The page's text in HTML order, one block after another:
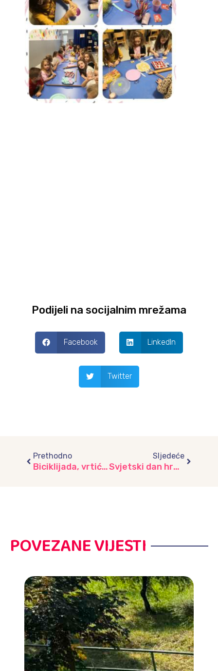
Podijeli na socijalnim mrežama
Facebook LinkedIn
Twitter
Prethodno
Biciklijada, vrtić “Zvončić”
Sljedeće
Svjetski dan hrane – 16. oktobar, vrtić “Mašnica”
POVEZANE VIJESTI